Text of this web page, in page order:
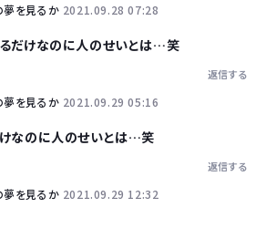
夢を見るか 2021.09.28 07:28
だけなのに人のせいとは…笑
返信する
夢を見るか 2021.09.29 05:16
なのに人のせいとは…笑
返信する
夢を見るか 2021.09.29 12:32